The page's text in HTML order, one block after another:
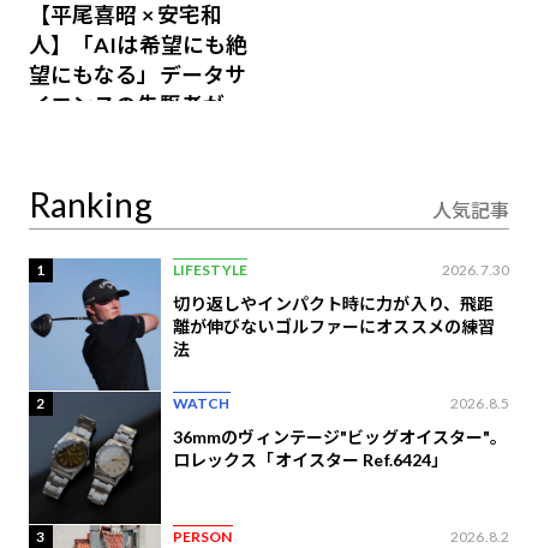
【平尾喜昭 × 安宅和
人】「AIは希望にも絶
望にもなる」データサ
イエンスの先駆者が語
Ranking 人気記事
1 LIFESTYLE 2026.7.30
切り返しやインパクト時に力が入り、飛距
離が伸びないゴルファーにオススメの練習
法
2 WATCH 2026.8.5
36mmのヴィンテージ"ビッグオイスター"。
ロレックス「オイスター Ref.6424」
3 PERSON 2026.8.2